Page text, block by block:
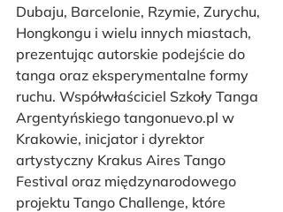
Dubaju, Barcelonie, Rzymie, Zurychu,
Hongkongu i wielu innych miastach,
prezentując autorskie podejście do
tanga oraz eksperymentalne formy
ruchu. Współwłaściciel Szkoły Tanga
Argentyńskiego tangonuevo.pl w
Krakowie, inicjator i dyrektor
artystyczny Krakus Aires Tango
Festival oraz międzynarodowego
projektu Tango Challenge, które